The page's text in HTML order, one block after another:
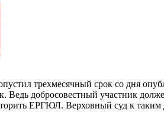
трехмесячный срок со дня
добросовестный участник
ЕРГЮЛ. Верховный суд к